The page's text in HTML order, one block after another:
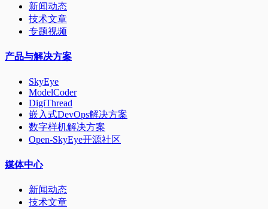
新闻动态
技术文章
专题视频
产品与解决方案
SkyEye
ModelCoder
DigiThread
嵌入式DevOps解决方案
数字样机解决方案
Open-SkyEye开源社区
媒体中心
新闻动态
技术文章